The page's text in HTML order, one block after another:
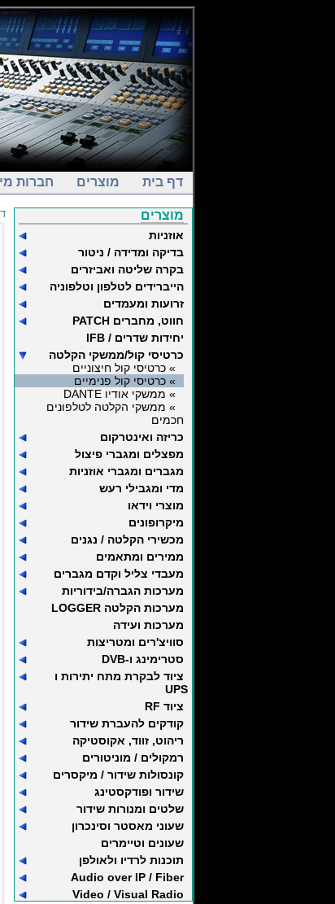
דף בית מוצרים חברות
מוצרים
אוזניות
בדיקה ומדידה / ניטור
בקרה שליטה ואביזרים
הייברידים לטלפון וטלפוניה
זרועות ומעמדים
חווט, מחברים PATCH
יחידות שדרים / IFB
כרטיסי קול/ממשקי הקלטה
» כרטיסי קול חיצוניים
» כרטיסי קול פנימיים
» ממשקי אודיו DANTE
» ממשקי הקלטה לטלפונים
חכמים
כריזה ואינטרקום
מפצלים ומגברי פיצול
מגברים ומגברי אוזניות
מדי ומגבילי רעש
מוצרי וידאו
מיקרופונים
מכשירי הקלטה / נגנים
ממירים ומתאמים
מעבדי צליל וקדם מגברים
מערכות הגברה/בידוריות
מערכות הקלטה LOGGER
מערכות ועידה
סוויצ'רים ומטריצות
סטרימינג ו-DVB
ציוד לבקרת מתח יתירות ו
UPS
ציוד RF
קודקים להעברת שידור
ריהוט, זווד, אקוסטיקה
רמקולים / מוניטורים
קונסולות שידור / מיקסרים
שידור ופודקסטינג
שלטים ומנורות שידור
שעוני מאסטר וסינכרון
שעונים וטיימרים
תוכנות לרדיו ולאולפן
Audio over IP / Fiber
Video / Visual Radio